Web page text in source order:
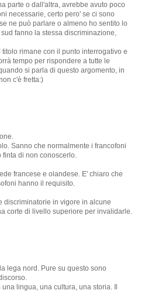
parte o dall'altra, avrebbe avuto poco
necessarie, certo pero' se ci sono
ne può parlare o almeno ho sentito lo
fanno la stessa discriminazione,
rimane con il punto interrogativo e
tempo per rispondere a tutte le
si parla di questo argomento, in
c'è fretta:)
Sanno che normalmente i francofoni
di non conoscerlo.
francese e olandese. E' chiaro che
hanno il requisito.
discriminatorie in vigore in alcune
corte di livello superiore per invalidarle.
lega nord. Pure su questo sono
lingua, una cultura, una storia. Il